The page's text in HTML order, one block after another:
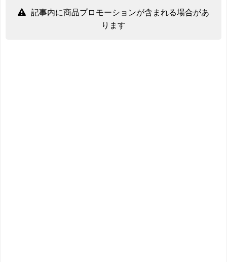
記事内に商品プロモーションが含まれる場合があ
ります